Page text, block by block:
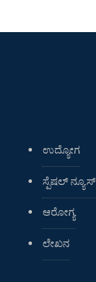
ಉದ್ಯೋಗ
ಸ್ಪೆಷಲ್ ನ್ಯೂಸ್
ಆರೋಗ್ಯ
ಲೇಖನ